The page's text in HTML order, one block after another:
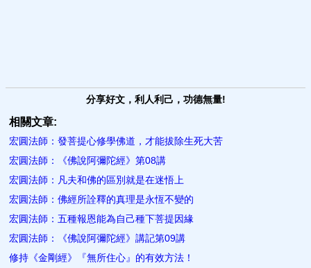
分享好文，利人利己，功德無量!
相關文章:
宏圓法師：發菩提心修學佛道，才能拔除生死大苦
宏圓法師：《佛說阿彌陀經》第08講
宏圓法師：凡夫和佛的區別就是在迷悟上
宏圓法師：佛經所詮釋的真理是永恆不變的
宏圓法師：五種報恩能為自己種下菩提因緣
宏圓法師：《佛說阿彌陀經》講記第09講
修持《金剛經》『無所住心』的有效方法！